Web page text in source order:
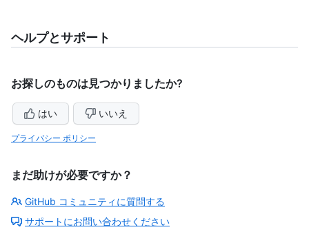
ヘルプとサポート
お探しのものは見つかりましたか?
はい いいえ
プライバシー ポリシー
まだ助けが必要ですか？
GitHub コミュニティに質問する
サポートにお問い合わせください